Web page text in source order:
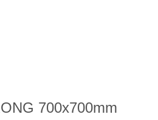
700x700mm